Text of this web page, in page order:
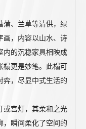
蒲、兰草等清供，绿
画，内容以山水、诗
内的沉稳家具相映成
榻更是妙笔。此榻可
弈，尽显中式生活的
或宫灯，其柔和之光
，瞬间柔化了空间的